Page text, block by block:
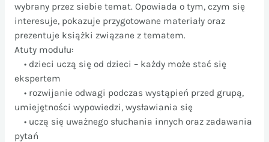
wybrany przez siebie temat. Opowiada o tym, czym się
interesuje, pokazuje przygotowane materiały oraz
prezentuje książki związane z tematem.
Atuty modułu:
• dzieci uczą się od dzieci – każdy może stać się
ekspertem
• rozwijanie odwagi podczas wystąpień przed grupą,
umiejętności wypowiedzi, wysławiania się
• uczą się uważnego słuchania innych oraz zadawania
pytań